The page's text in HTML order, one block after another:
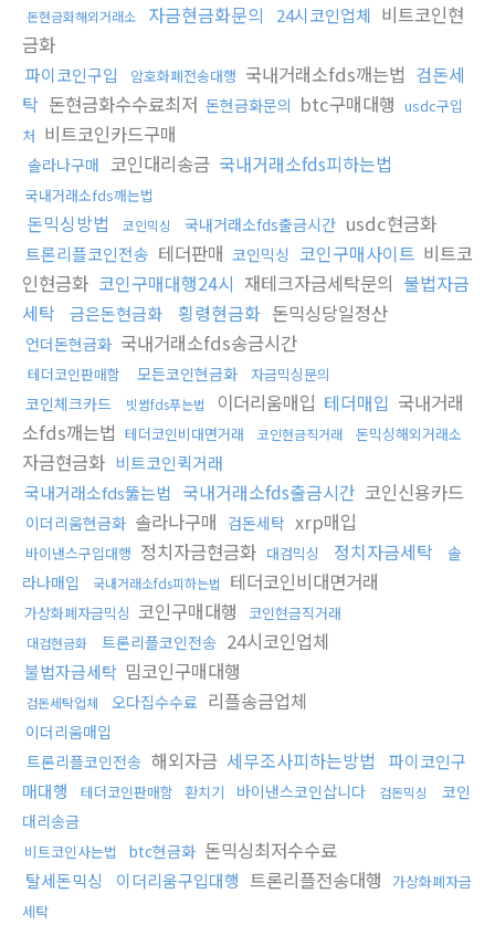
돈현금화해외거래소 자금현금화문의 24시코인업체 비트코인현
금화
파이코인구입 암호화폐전송대행 국내거래소fds깨는법 검돈세
탁 돈현금화수수료최저 돈현금화문의 btc구매대행 usdc구입
처 비트코인카드구매
솔라나구매 코인대리송금 국내거래소fds피하는법
국내거래소fds깨는법
돈믹싱방법 코인믹싱 국내거래소fds출금시간 usdc현금화
트론리플코인전송 테더판매 코인믹싱 코인구매사이트 비트코
인현금화 코인구매대행24시 재테크자금세탁문의 불법자금
세탁
금은돈현금화 횡령현금화 돈믹싱당일정산
언더돈현금화 국내거래소fds송금시간
테더코인판매함 모든코인현금화 자금믹싱문의
코인체크카드 빗썸fds푸는법 이더리움매입 테더매입 국내거래
소fds깨는법 테더코인비대면거래 코인현금직거래 돈믹싱해외거래소
자금현금화 비트코인퀵거래
국내거래소fds뚫는법 국내거래소fds출금시간 코인신용카드
이더리움현금화 솔라나구매 검돈세탁 xrp매입
바이낸스구입대행 정치자금현금화 대검믹싱 정치자금세탁
솔
라나매입
국내거래소fds피하는법 테더코인비대면거래
가상화폐자금믹싱 코인구매대행 코인현금직거래
대검현금화 트론리플코인전송 24시코인업체
불법자금세탁 밈코인구매대행
검돈세탁업체 오다집수수료 리플송금업체
이더리움매입
트론리플코인전송 해외자금 세무조사피하는방법
파이코인구
매대행
테더코인판매함 환치기 바이낸스코인삽니다 검돈믹싱
코인
대리송금
비트코인사는법 btc현금화 돈믹싱최저수수료
탈세돈믹싱 이더리움구입대행 트론리플전송대행 가상화폐자금
세탁